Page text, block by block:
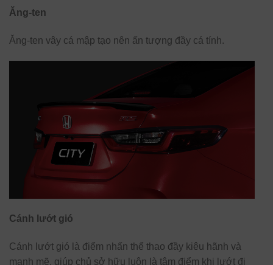
Ăng-ten
Ăng-ten vây cá mập tạo nên ấn tượng đầy cá tính.
Cánh lướt gió
Cánh lướt gió là điểm nhấn thể thao đầy kiêu hãnh và
mạnh mẽ, giúp chủ sở hữu luôn là tâm điểm khi lướt đi